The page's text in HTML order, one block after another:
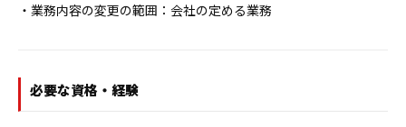
・業務内容の変更の範囲：会社の定める業務
必要な資格・経験